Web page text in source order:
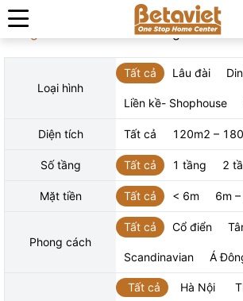
Thiết kế thi công kiến trúc
Loại hình
Tất cả Lâu đài
Liền kề- Shophouse
Diện tích Tất cả 120m2 –
Số tầng Tất cả 1 tầng 2
Mặt tiền Tất cả < 6m 6m
Phong cách
Tất cả Cổ điển
Scandinavian Á
Tất cả Hà Nội